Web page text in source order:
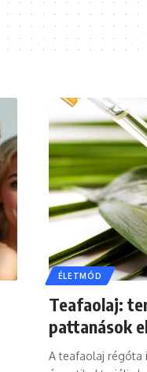
ÉLETMÓD
Teafaolaj:
pattanások
A teafaolaj régóta